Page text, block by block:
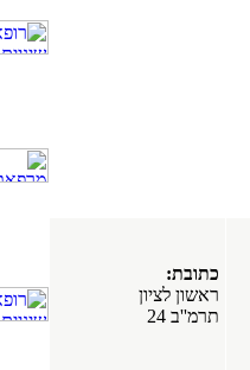
כתובת:
ראשון לציון
תרמ''ב 24